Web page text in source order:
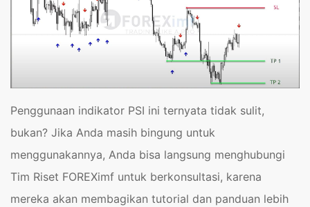
Penggunaan indikator PSI ini ternyata tidak sulit,
bukan? Jika Anda masih bingung untuk
menggunakannya, Anda bisa langsung menghubungi
Tim Riset FOREXimf untuk berkonsultasi, karena
mereka akan membagikan tutorial dan panduan lebih